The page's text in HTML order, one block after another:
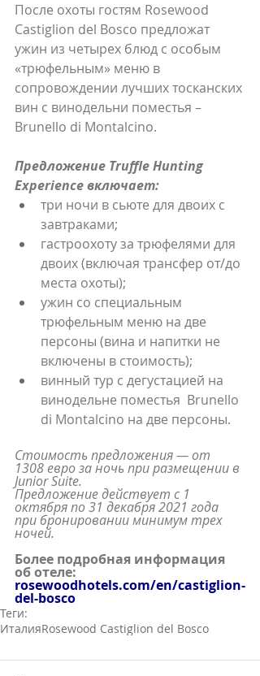
После охоты гостям Rosewood
Castiglion del Bosco предложат
ужин из четырех блюд с особым
«трюфельным» меню в
сопровождении лучших тосканских
вин с винодельни поместья –
Brunello di Montalcino.
Предложение Truffle Hunting
Experience включает:
три ночи в сьюте для двоих с
завтраками;
гастроохоту за трюфелями для
двоих (включая трансфер от/до
места охоты);
ужин со специальным
трюфельным меню на две
персоны (вина и напитки не
включены в стоимость);
винный тур с дегустацией на
винодельне поместья  Brunello
di Montalcino на две персоны.
Стоимость предложения — от
1308 евро за ночь при размещении в
Junior Suite.
Предложение действует с 1
октября по 31 декабря 2021 года
при бронировании минимум трех
ночей.
Более подробная информация
об отеле:
rosewoodhotels.com/en/castiglion-
del-bosco
Теги:
ИталияRosewood Castiglion del Bosco